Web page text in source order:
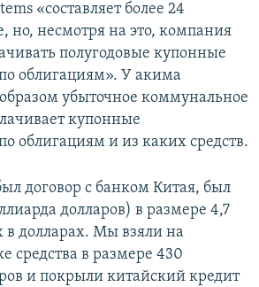
«составляет более 24
но, несмотря на это, компания
полугодовые купонные
облигациям». У акима
убыточное коммунальное
купонные
облигациям и из каких средств.
договор с банком Китая, был
долларов) в размере 4,7
в долларах. Мы взяли на
средства в размере 430
и покрыли китайский кредит